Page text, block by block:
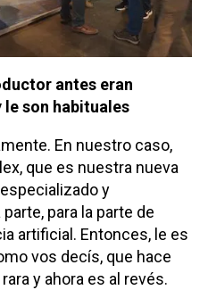
antes eran
le son habituales
En nuestro caso,
que es nuestra nueva
y
para la parte de
artificial. Entonces, le es
vos decís, que hace
y ahora es al revés.